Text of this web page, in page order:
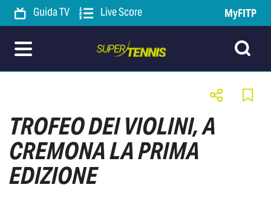
Guida TV Live Score MyFITP
TROFEO DEI VIOLINI, A
CREMONA LA PRIMA
EDIZIONE